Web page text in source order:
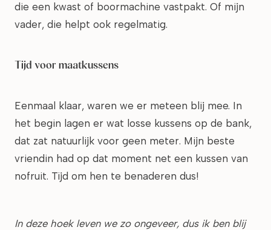
die een kwast of boormachine vastpakt. Of mijn
vader, die helpt ook regelmatig.
Tijd voor maatkussens
Eenmaal klaar, waren we er meteen blij mee. In
het begin lagen er wat losse kussens op de bank,
dat zat natuurlijk voor geen meter. Mijn beste
vriendin had op dat moment net een kussen van
nofruit. Tijd om hen te benaderen dus!
In deze hoek leven we zo ongeveer, dus ik ben blij